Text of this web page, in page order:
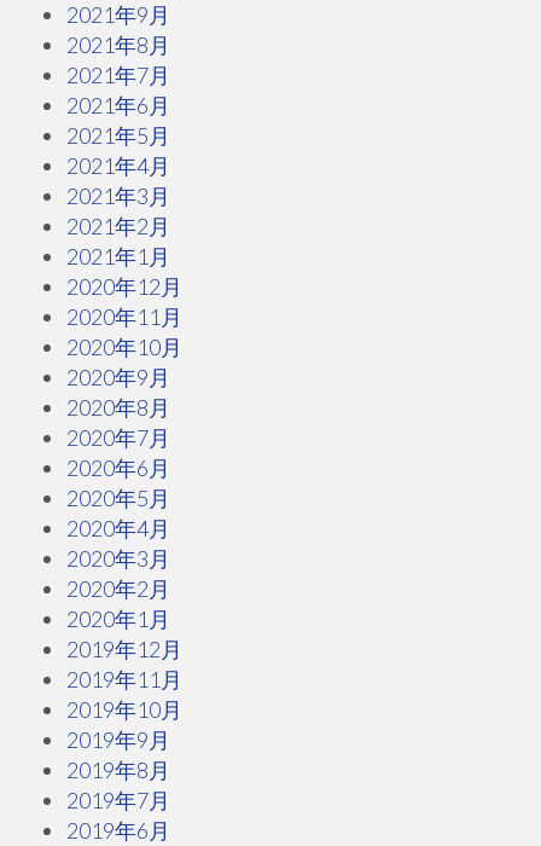
2021年9月
2021年8月
2021年7月
2021年6月
2021年5月
2021年4月
2021年3月
2021年2月
2021年1月
2020年12月
2020年11月
2020年10月
2020年9月
2020年8月
2020年7月
2020年6月
2020年5月
2020年4月
2020年3月
2020年2月
2020年1月
2019年12月
2019年11月
2019年10月
2019年9月
2019年8月
2019年7月
2019年6月